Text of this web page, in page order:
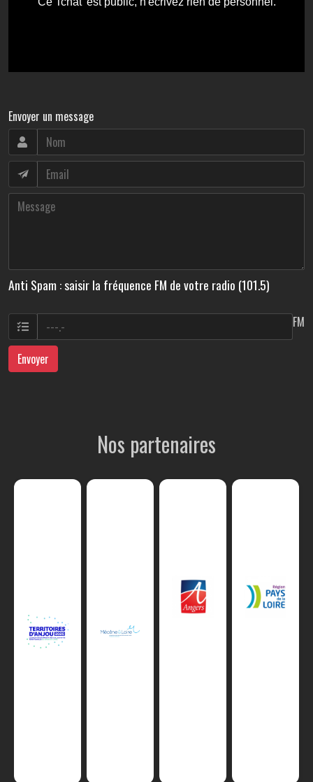
Envoyer un message
Anti Spam : saisir la fréquence FM de votre radio (101.5)
FM
Envoyer
Nos partenaires